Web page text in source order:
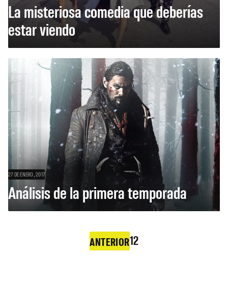
La misteriosa comedia que deberías
estar viendo
27 DE ENERO, 2017
Análisis de la primera temporada
ANTERIOR12